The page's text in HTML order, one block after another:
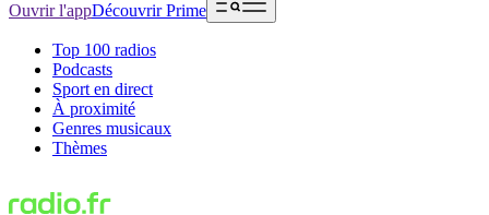
Ouvrir l'appDécouvrir Prime
Top 100 radios
Podcasts
Sport en direct
À proximité
Genres musicaux
Thèmes